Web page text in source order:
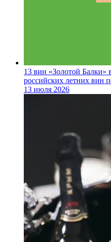
13 вин «Золотой
российских летних вин
13 июля 2026